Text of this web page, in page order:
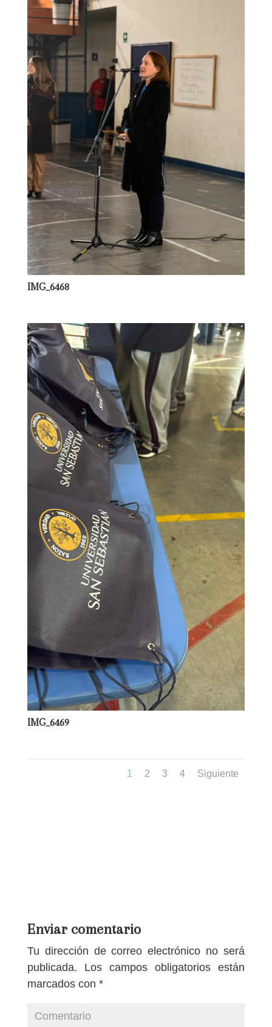
IMG_6468
IMG_6469
1 2 3 4 Siguiente
Enviar comentario
Tu dirección de correo electrónico no será
publicada. Los campos obligatorios están
marcados con *